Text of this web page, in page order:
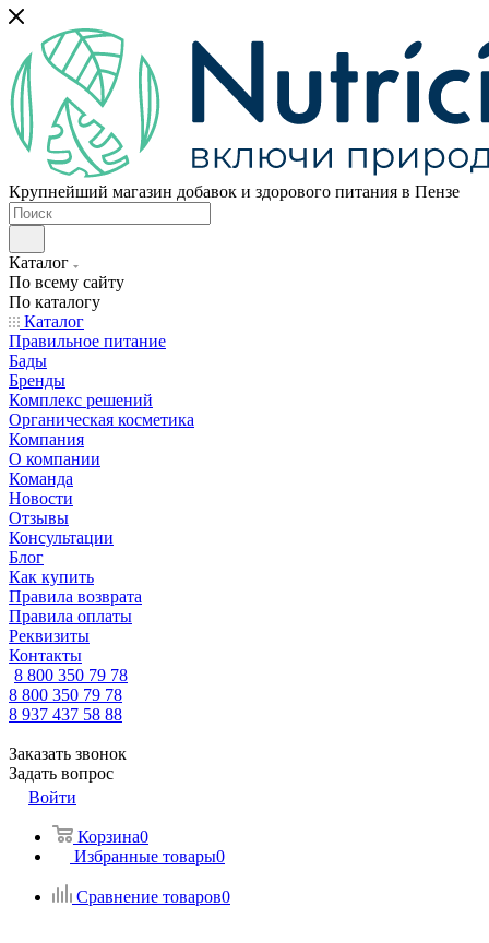
Крупнейший магазин добавок и здорового питания в Пензе
Каталог
По всему сайту
По каталогу
Каталог
Правильное питание
Бады
Бренды
Комплекс решений
Органическая косметика
Компания
О компании
Команда
Новости
Отзывы
Консультации
Блог
Как купить
Правила возврата
Правила оплаты
Реквизиты
Контакты
8 800 350 79 78
8 800 350 79 78
8 937 437 58 88
Заказать звонок
Задать вопрос
Войти
Корзина0
Избранные товары0
Сравнение товаров0